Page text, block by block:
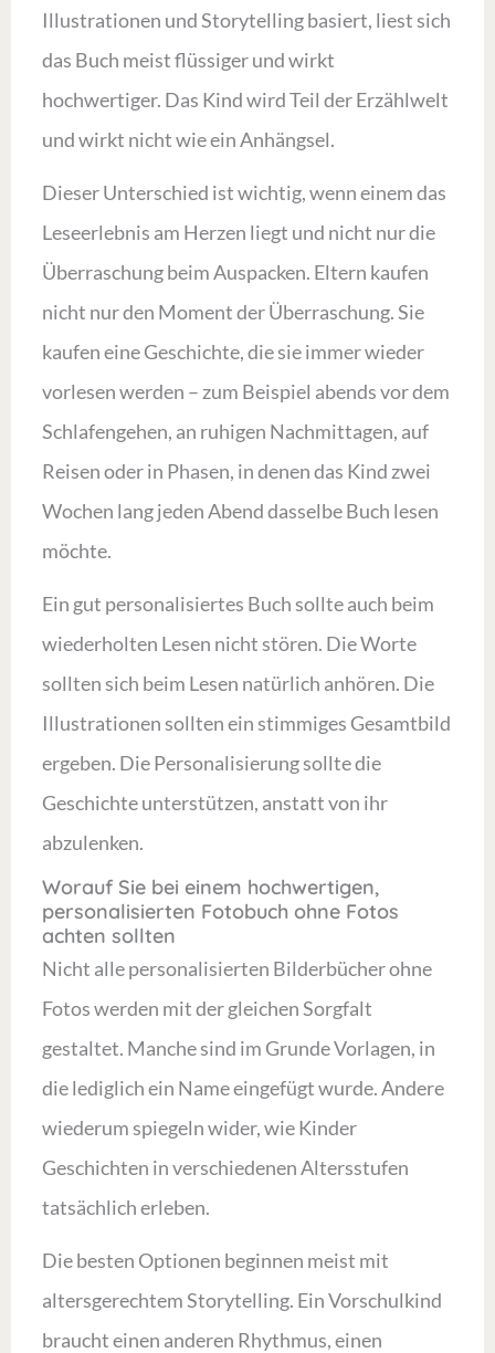
Illustrationen und Storytelling basiert, liest sich
das Buch meist flüssiger und wirkt
hochwertiger. Das Kind wird Teil der Erzählwelt
und wirkt nicht wie ein Anhängsel.
Dieser Unterschied ist wichtig, wenn einem das
Leseerlebnis am Herzen liegt und nicht nur die
Überraschung beim Auspacken. Eltern kaufen
nicht nur den Moment der Überraschung. Sie
kaufen eine Geschichte, die sie immer wieder
vorlesen werden – zum Beispiel abends vor dem
Schlafengehen, an ruhigen Nachmittagen, auf
Reisen oder in Phasen, in denen das Kind zwei
Wochen lang jeden Abend dasselbe Buch lesen
möchte.
Ein gut personalisiertes Buch sollte auch beim
wiederholten Lesen nicht stören. Die Worte
sollten sich beim Lesen natürlich anhören. Die
Illustrationen sollten ein stimmiges Gesamtbild
ergeben. Die Personalisierung sollte die
Geschichte unterstützen, anstatt von ihr
abzulenken.
Worauf Sie bei einem hochwertigen,
personalisierten Fotobuch ohne Fotos
achten sollten
Nicht alle personalisierten Bilderbücher ohne
Fotos werden mit der gleichen Sorgfalt
gestaltet. Manche sind im Grunde Vorlagen, in
die lediglich ein Name eingefügt wurde. Andere
wiederum spiegeln wider, wie Kinder
Geschichten in verschiedenen Altersstufen
tatsächlich erleben.
Die besten Optionen beginnen meist mit
altersgerechtem Storytelling. Ein Vorschulkind
braucht einen anderen Rhythmus, einen